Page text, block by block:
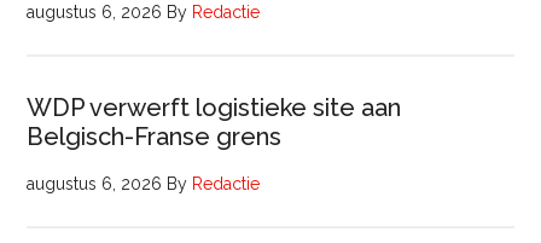
augustus 6, 2026 By Redactie
WDP verwerft logistieke site aan
Belgisch-Franse grens
augustus 6, 2026 By Redactie